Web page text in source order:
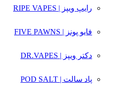
رایپ ویپز | RIPE VAPES
فایو پونز | FIVE PAWNS
دکتر ویپز | DR.VAPES
پاد سالت | POD SALT